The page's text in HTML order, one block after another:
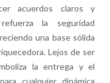
acuerdos claros y
la seguridad
una base sólida
Lejos de ser
la entrega y el